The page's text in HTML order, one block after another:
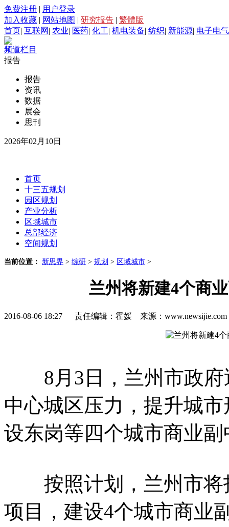
免费注册 | 用户登录
加入收藏 | 网站地图 | 研究报告 | 繁體版
首页| 互联网 | 农业| 医药| 化工| 机电装备| 纺织| 新能源| 电子电气
频道栏目
报告
报告
资讯
数据
展会
思刊
2026年02月10日
首页
十三五规划
园区规划
产业分析
区域城市
总部经济
空间规划
当前位置： 新思界 > 综研 > 规划 > 区域城市 >
兰州将新建4个商
2016-08-06 18:27 责任编辑：霍媛 来源：
8月3日，兰州市政府
中心城区压力，提升城
设东岗等四个城市商业副
按照计划，兰州市将
项目，建设4个城市商业